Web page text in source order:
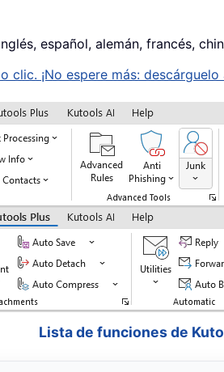
español, alemán, francés,
¡No espere más:
Lista de funciones de